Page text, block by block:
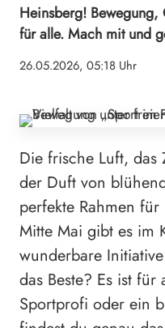
Heinsberg! Bewegung,
für alle. Mach mit und
26.05.2026, 05:18 Uhr
Die frische Luft, das
der Duft von
perfekte Rahmen
Mitte Mai gibt es im
wunderbare
das Beste? Es ist
Sportprofi oder ein